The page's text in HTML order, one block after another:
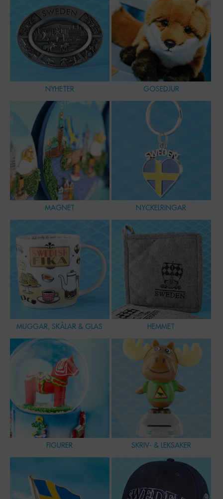
NYHETER GOSEDJUR
MAGNET NYCKELRINGAR
MUGGAR, SKÅLAR & GLAS HEMMET
FIGURER SKRIV- & LEKSAKER